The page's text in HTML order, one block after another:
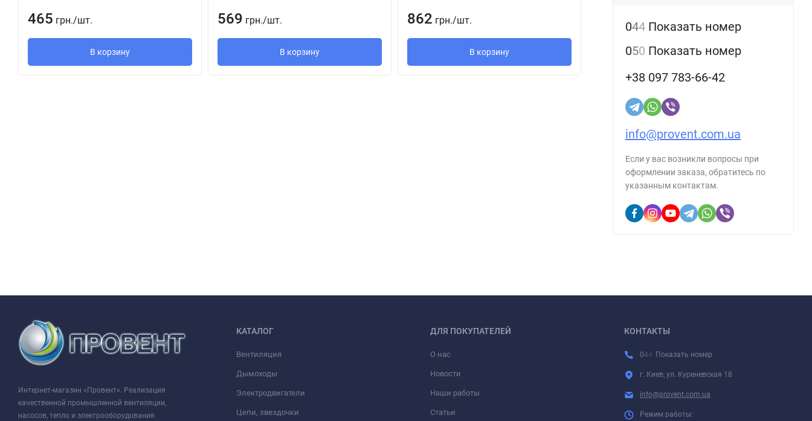
465 грн./шт.
В корзину
569 грн./шт.
В корзину
862 грн./шт.
В корзину
грн. / шт.
В корзину
044 Показать номер
050 Показать номер
+38 097 783-66-42
info@provent.com.ua
Если у вас возникли вопросы при
оформлении заказа, обратитесь по
указанным контактам.
Интернет-магазин «Провент». Реализация
качественной промышленной вентиляции,
насосов, тепло и электрооборудования
КАТАЛОГ
Вентиляция
Дымоходы
Электродвигатели
Цепи, звездочки
ДЛЯ ПОКУПАТЕЛЕЙ
О нас
Новости
Наши работы
Статьи
КОНТАКТЫ
044 Показать номер
г. Киев, ул. Куреневская 18
info@provent.com.ua
Режим работы: